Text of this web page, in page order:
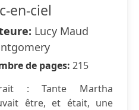
en-ciel
Lucy Maud
de pages: 215
: Tante Martha
être, et était, une